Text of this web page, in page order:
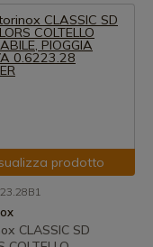
prodotto
CLASSIC SD